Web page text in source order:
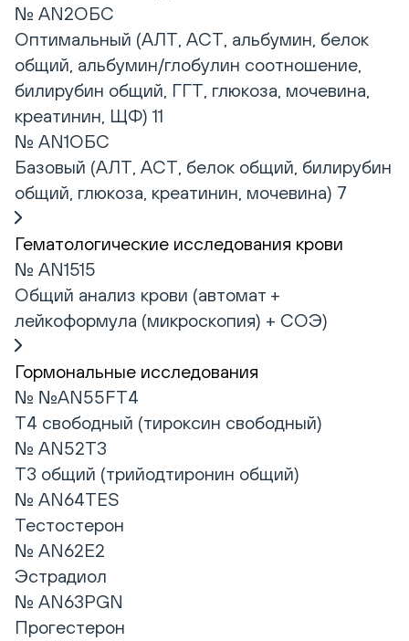
№ AN2ОБС
Оптимальный (АЛТ, АСТ, альбумин, белок
общий, альбумин/глобулин соотношение,
билирубин общий, ГГТ, глюкоза, мочевина,
креатинин, ЩФ) 11
№ AN1ОБС
Базовый (АЛТ, АСТ, белок общий, билирубин
общий, глюкоза, креатинин, мочевина) 7
Гематологические исследования крови
№ AN1515
Общий анализ крови (автомат +
лейкоформула (микроскопия) + СОЭ)
Гормональные исследования
№ №AN55FT4
Т4 свободный (тироксин свободный)
№ AN52T3
Т3 общий (трийодтиронин общий)
№ AN64TES
Тестостерон
№ AN62E2
Эстрадиол
№ AN63PGN
Прогестерон